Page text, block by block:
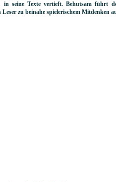
seine Texte vertieft. Behutsam führt
zu beinahe spielerischem Mitdenken